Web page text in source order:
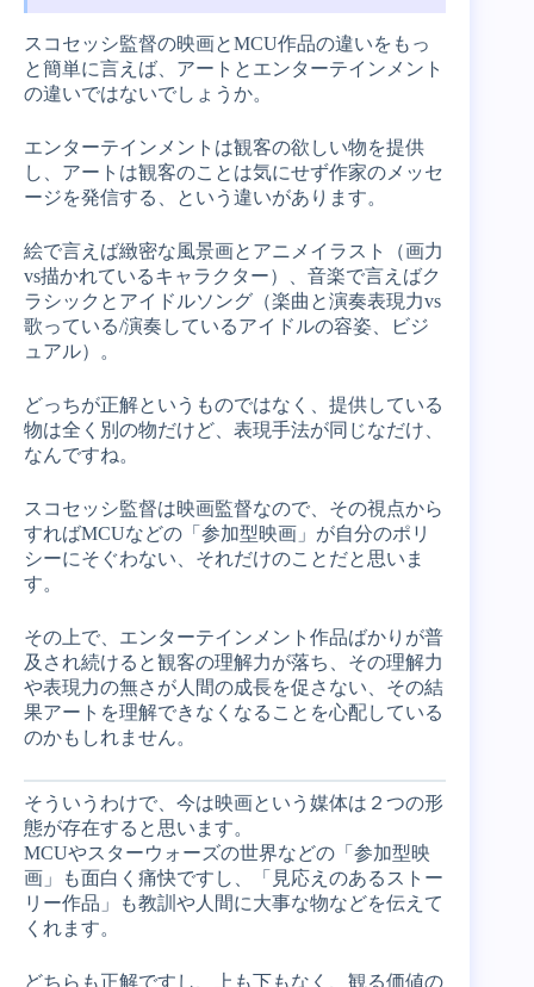
スコセッシ監督の映画とMCU作品の違いをもっ
と簡単に言えば、アートとエンターテインメント
の違いではないでしょうか。
エンターテインメントは観客の欲しい物を提供
し、アートは観客のことは気にせず作家のメッセ
ージを発信する、という違いがあります。
絵で言えば緻密な風景画とアニメイラスト（画力
vs描かれているキャラクター）、音楽で言えばク
ラシックとアイドルソング（楽曲と演奏表現力vs
歌っている/演奏しているアイドルの容姿、ビジ
ュアル）。
どっちが正解というものではなく、提供している
物は全く別の物だけど、表現手法が同じなだけ、
なんですね。
スコセッシ監督は映画監督なので、その視点から
すればMCUなどの「参加型映画」が自分のポリ
シーにそぐわない、それだけのことだと思いま
す。
その上で、エンターテインメント作品ばかりが普
及され続けると観客の理解力が落ち、その理解力
や表現力の無さが人間の成長を促さない、その結
果アートを理解できなくなることを心配している
のかもしれません。
そういうわけで、今は映画という媒体は２つの形
態が存在すると思います。
MCUやスターウォーズの世界などの「参加型映
画」も面白く痛快ですし、「見応えのあるストー
リー作品」も教訓や人間に大事な物などを伝えて
くれます。
どちらも正解ですし、上も下もなく、観る価値の